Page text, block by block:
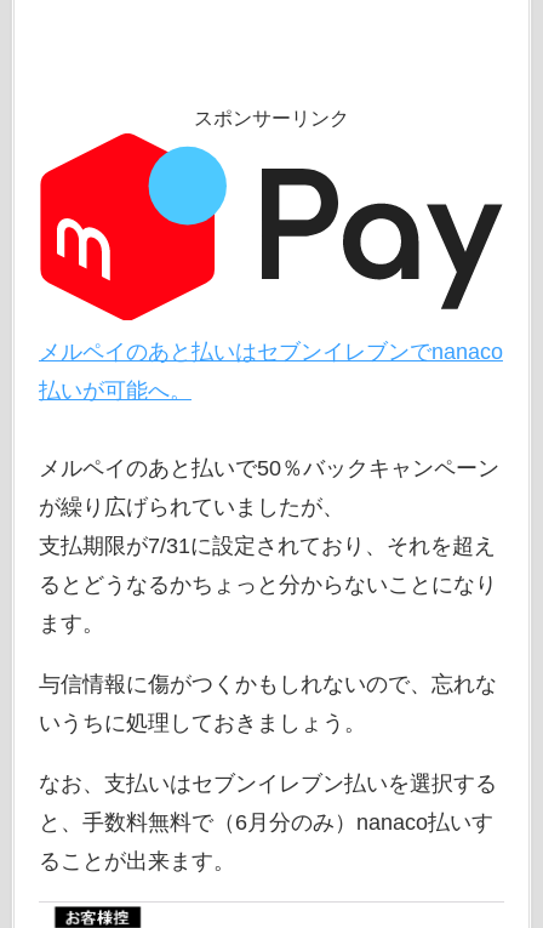
スポンサーリンク
メルペイのあと払いはセブンイレブンでnanaco
払いが可能へ。
メルペイのあと払いで50％バックキャンペーン
が繰り広げられていましたが、
支払期限が7/31に設定されており、それを超え
るとどうなるかちょっと分からないことになり
ます。
与信情報に傷がつくかもしれないので、忘れな
いうちに処理しておきましょう。
なお、支払いはセブンイレブン払いを選択する
と、手数料無料で（6月分のみ）nanaco払いす
ることが出来ます。